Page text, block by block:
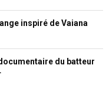
inspiré de Vaiana
du batteur